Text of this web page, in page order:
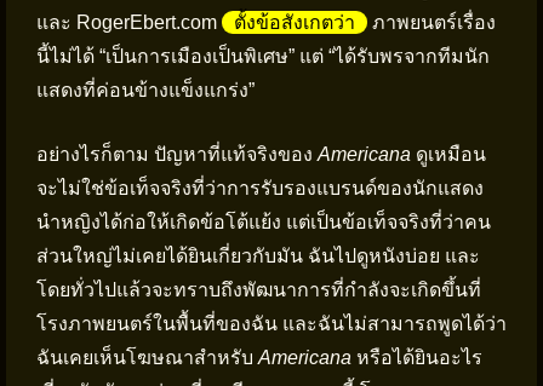
และ RogerEbert.com
ตั้งข้อสังเกตว่า
ภาพยนตร์เรื่อง
นี้ไม่ได้ “เป็นการเมืองเป็นพิเศษ” แต่ “ได้รับพรจากทีมนัก
แสดงที่ค่อนข้างแข็งแกร่ง”
อย่างไรก็ตาม ปัญหาที่แท้จริงของ Americana ดูเหมือน
จะไม่ใช่ข้อเท็จจริงที่ว่าการรับรองแบรนด์ของนักแสดง
นำหญิงได้ก่อให้เกิดข้อโต้แย้ง แต่เป็นข้อเท็จจริงที่ว่าคน
ส่วนใหญ่ไม่เคยได้ยินเกี่ยวกับมัน ฉันไปดูหนังบ่อย และ
โดยทั่วไปแล้วจะทราบถึงพัฒนาการที่กำลังจะเกิดขึ้นที่
โรงภาพยนตร์ในพื้นที่ของฉัน และฉันไม่สามารถพูดได้ว่า
ฉันเคยเห็นโฆษณาสำหรับ Americana หรือได้ยินอะไร